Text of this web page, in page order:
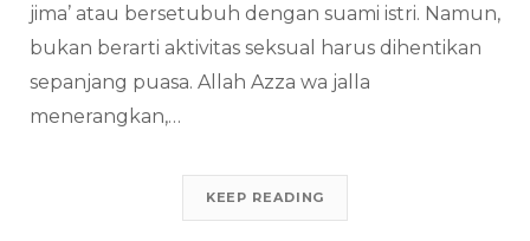
jima’ atau bersetubuh dengan suami istri. Namun,
bukan berarti aktivitas seksual harus dihentikan
sepanjang puasa. Allah Azza wa jalla
menerangkan,…
KEEP READING